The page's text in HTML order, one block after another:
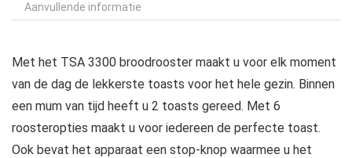
Aanvullende informatie
Met het TSA 3300 broodrooster maakt u voor elk moment
van de dag de lekkerste toasts voor het hele gezin. Binnen
een mum van tijd heeft u 2 toasts gereed. Met 6
roosteropties maakt u voor iedereen de perfecte toast.
Ook bevat het apparaat een stop-knop waarmee u het